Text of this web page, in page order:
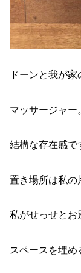
ドーンと我が家
マッサージャー
結構な存在感で
置き場所は私の
私がせっせとお
スペースを埋め